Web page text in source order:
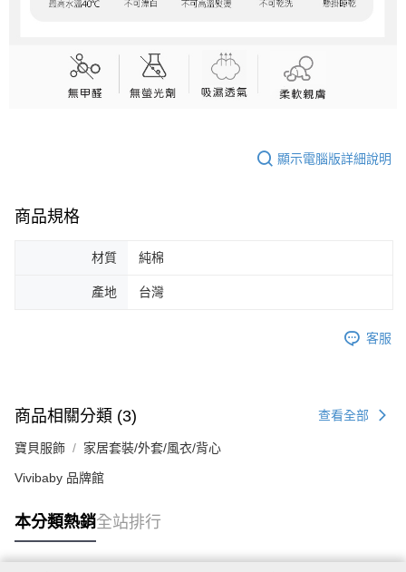
顯示電腦版詳細說明
商品規格
材質 純棉
產地 台灣
客服
商品相關分類 (3) 查看全部
寶貝服飾 家居套裝/外套/風衣/背心
Vivibaby 品牌館
本分類熱銷全站排行